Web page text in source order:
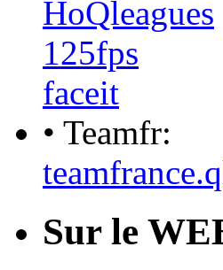
HoQleagues
125fps
faceit
• Teamfr:
Sur le